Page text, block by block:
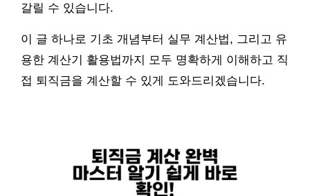
갈릴 수 있습니다.
이 글 하나로 기초 개념부터 실무 계산법, 그리고 유
용한 계산기 활용법까지 모두 명확하게 이해하고 직
접 퇴직금을 계산할 수 있게 도와드리겠습니다.